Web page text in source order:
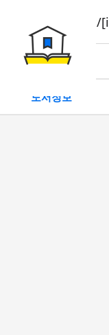
book/rent/
대여
도서정보